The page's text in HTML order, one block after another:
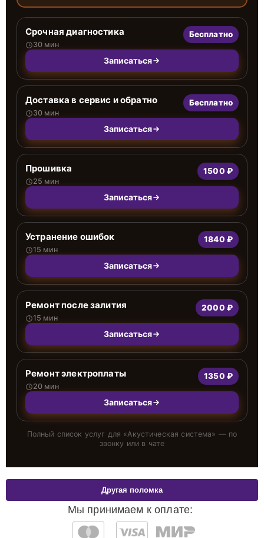
Срочная диагностика
30 мин
Бесплатно
Записаться
Доставка в сервис и обратно
30 мин
Бесплатно
Записаться
Прошивка
25 мин
1500 ₽
Записаться
Устранение ошибок
15 мин
1840 ₽
Записаться
Ремонт после залития
15 мин
2000 ₽
Записаться
Ремонт электроплаты
20 мин
1350 ₽
Записаться
Полный список услуг для «Акустическая система» — по
звонку или в чате
Мы принимаем к оплате:
Другая поломка